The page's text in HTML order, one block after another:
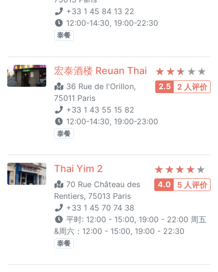
+33 1 45 84 13 22
12:00-14:30, 19:00-22:30
泰餐
2.5 2 人评价
宏泰酒楼 Reuan Thai
36 Rue de l'Orillon,
75011 Paris
+33 1 43 55 15 82
12:00-14:30, 19:00-23:00
泰餐
4.0 5 人评价
Thai Yim 2
70 Rue Château des
Rentiers, 75013 Paris
+33 1 45 70 74 38
平时: 12:00 - 15:00, 19:00 - 22:00 周五
&周六：12:00 - 15:00, 19:00 - 22:30
泰餐